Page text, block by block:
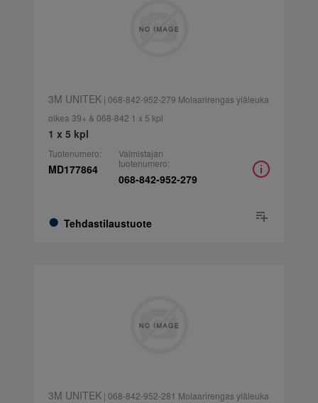
3M UNITEK| 068-842-952-279 Molaarirengas yläleuka
oikea 39+ & 068-842 1 x 5 kpl
1 x 5 kpl
Tuotenumero:
MD177864
Tehdastilaustuote
Valmistajan
tuotenumero:
068-842-952-279
3M UNITEK| 068-842-952-281 Molaarirengas yläleuka